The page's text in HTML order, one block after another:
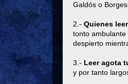
Galdós o
2.- Quienes
tonto
despierto
3.- Leer agota
y por tanto